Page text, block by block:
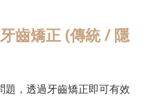
齒矯正 (傳統 / 隱
題，透過牙齒矯正即可有效